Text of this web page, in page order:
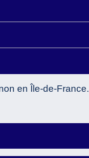
en Île-de-France.